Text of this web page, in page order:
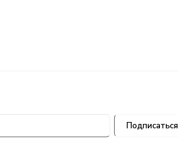
Подписаться